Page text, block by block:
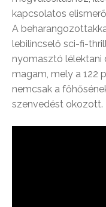
kapcsolatos
A
lebilincselő sci-fi-
nyomasztó lélektani
magam, mely a 122
nemcsak a
szenvedést okozott.